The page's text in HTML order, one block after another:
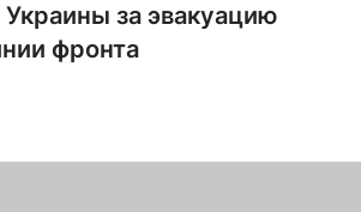
за эвакуацию
фронта